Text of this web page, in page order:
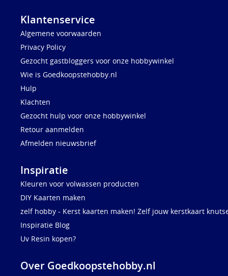
Klantenservice
Algemene voorwaarden
Privacy Policy
Gezocht gastbloggers voor onze hobbywinkel
Wie is Goedkoopstehobby.nl
Hulp
Klachten
Gezocht hulp voor onze hobbywinkel
Retour aanmelden
Afmelden nieuwsbrief
Inspiratie
Kleuren voor volwassen producten
DIY Kaarten maken
zelf hobby - Kerst kaarten maken! Zelf jouw kerstkaart
Inspiratie Blog
Uv Resin kopen?
Over Goedkoopstehobby.nl